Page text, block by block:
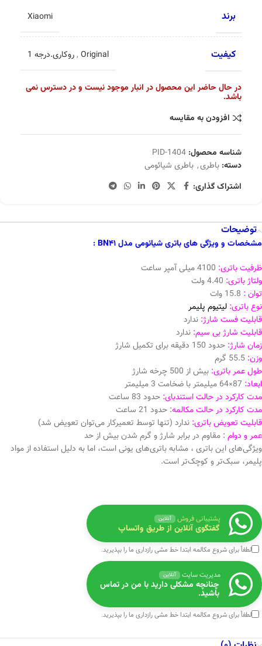
برند Xiaomi
کیفیت Original
,روکاری.درجه 1
در حال حاضر این محصول در انبار موجود نیست و در دسترس نمی
باشد.
افزودن به مقایسه
شناسه محصول: PID-1404
دسته: باطری, باطری شیائومی
اشتراک گذاری:
توضیحات
مشخصات و ویژگی های باتری شیائومی مدل BN41 :
ظرفیت باتری:
ولتاژ باتری:
توان :
نوع باتری: لیتیوم پلیمر
قابلیت فست شارژ: ندارد
قابلیت شارژ بی سیم: ندارد
زمان شارژ: حدود 150 دقیقه برای تکمیل شارژ
وزن: 55.5 گرم
طول عمر باتری: بیش از 500 چرخه شارژ
ابعاد:
مدت کارکرد در حالت استندبای: حدود 83 ساعت
مدت کارکرد در حالت مکالمه: حدود 21 ساعت
قابلیت تعویض باتری: ندارد (تنها توسط تعمیرکار می‌توان تعویض شد)
عمر و دوام : مقاوم در برابر شارژ و گرم شدن بیش از حد
ویژگی‌های این باتری ، مشابه باتری‌های یونی است، اما به دلیل استفاده از مواد
پلیمر، سبک‌تر و کوچک‌تر است.
پشتیبانی فروش آنلاین
گفتگوی آنلاین از طریق واتساپ
لطفاً برای شروع مکالمه ابتداخط مشی رازداری ما را بپذیرید.
مدیریت سایت آنلاین
چنانچه مشکلی دارید با من در تماس
باشید.
لطفاً برای شروع مکالمه ابتداخط مشی رازداری ما را بپذیرید.